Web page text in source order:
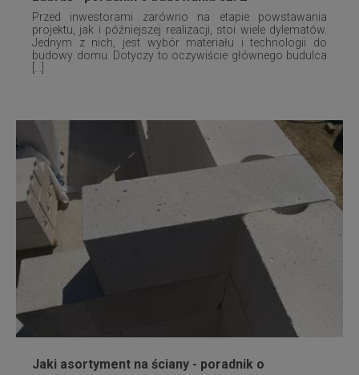
Przed inwestorami zarówno na etapie powstawania
projektu, jak i późniejszej realizacji, stoi wiele dylematów.
Jednym z nich, jest wybór materiału i technologii do
budowy domu. Dotyczy to oczywiście głównego budulca
Jaki asortyment na ściany - poradnik o